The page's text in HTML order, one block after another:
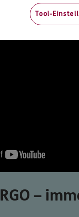
–
Tool-